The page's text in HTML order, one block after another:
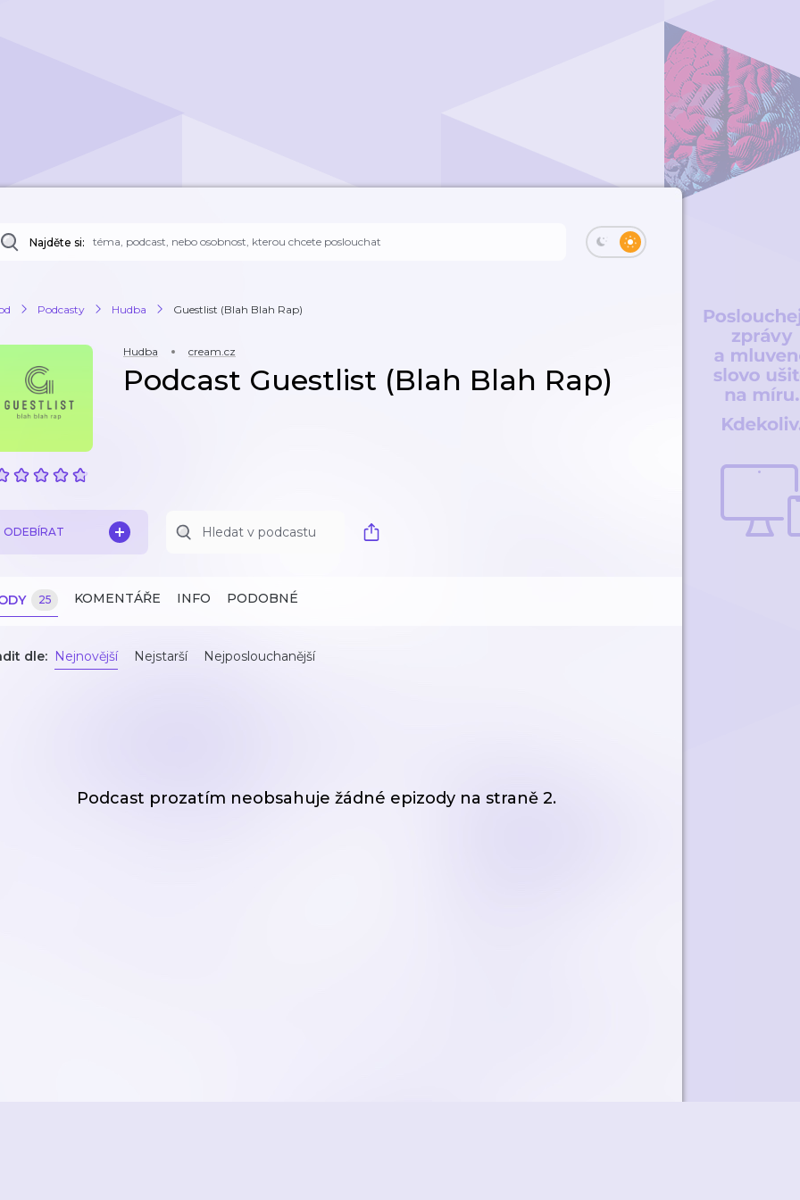
Najděte si:
Podcasty Hudba Guestlist (Blah Blah Rap)
Hudba cream.cz
Podcast Guestlist (Blah Blah Rap)
ODEBÍRAT
25 KOMENTÁŘE INFO PODOBNÉ
dle: Nejnovější Nejstarší Nejposlouchanější
Podcast prozatím neobsahuje žádné epizodyna straně 2.